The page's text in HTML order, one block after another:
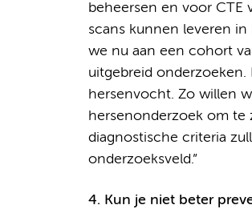
beheersen en voor CTE
scans kunnen leveren
we nu aan een cohort
uitgebreid onderzoeken.
hersenvocht. Zo willen
hersenonderzoek om te
diagnostische criteria
onderzoeksveld.”
4. Kun je niet beter